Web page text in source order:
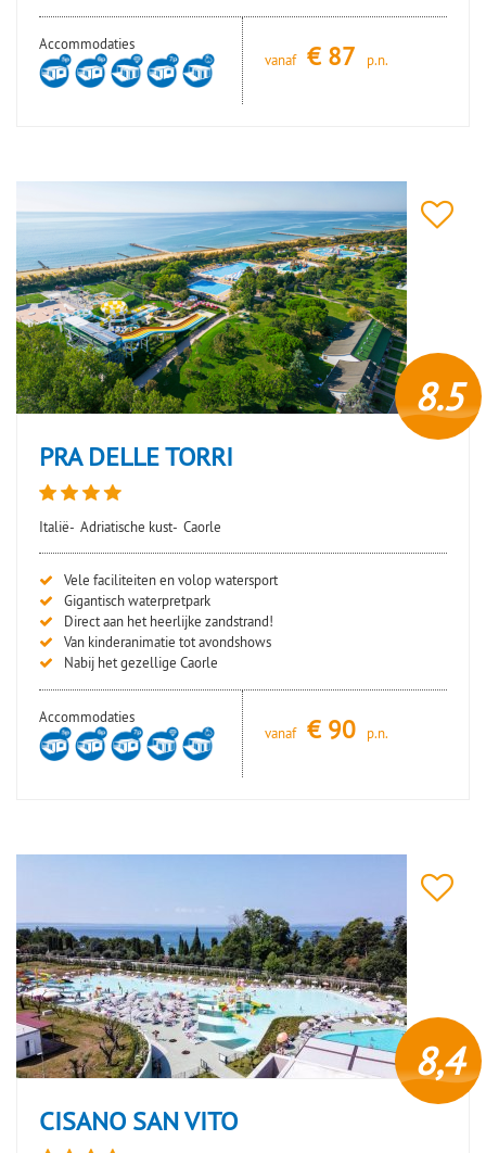
Accommodaties
vanaf
€ 87 p.n.
8.5
PRA DELLE TORRI
Italië- Adriatische kust- Caorle
Vele faciliteiten en volop watersport
Gigantisch waterpretpark
Direct aan het heerlijke zandstrand!
Van kinderanimatie tot avondshows
Nabij het gezellige Caorle
Accommodaties
vanaf
€ 90 p.n.
8,4
CISANO SAN VITO